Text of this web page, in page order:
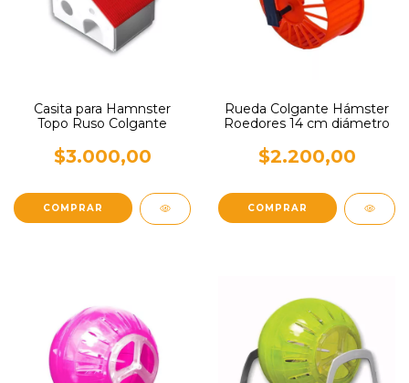
Casita para Hamnster
Topo Ruso Colgante
$3.000,00
Rueda Colgante Hámster
Roedores 14 cm diámetro
$2.200,00